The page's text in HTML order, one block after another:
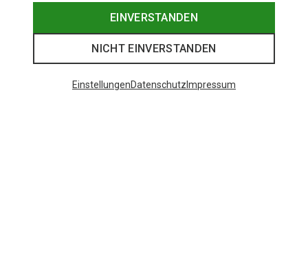
EINVERSTANDEN
NICHT EINVERSTANDEN
EinstellungenDatenschutz Impressum